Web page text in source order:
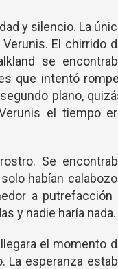
y silencio. La
El chirrido
se
que intentó
plano,
el tiempo
Se
habían
a putrefacción
y nadie haría nada.
el momento
La esperanza